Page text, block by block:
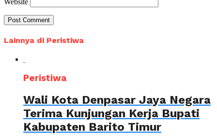
Website
Lainnya di Peristiwa
Peristiwa
Wali Kota Denpasar Jaya Negara
Terima Kunjungan Kerja Bupati
Kabupaten Barito Timur